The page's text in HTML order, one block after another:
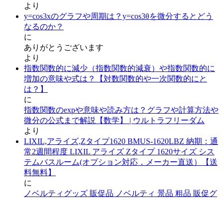
より
y=cos3x‌‌のグラフや周期は？y=cos3θを微分するとどう
なるのか？
に
ありがとうございます
より
指数関数的に減少（指数関数的減衰）や指数関数的に
増加の意味や式は？【対数関数的や一次関数的にと
は？】
に
指数関数のexpや意味や読み方は？グラフや計算方法や
微分の公式まで解説【数学】 | ウルトラフリーダム
より
LIXIL,アライズ,Zタイプ1620 BMUS-1620LBZ 納期：通
常2週間程度 LIXIL アライズ Zタイプ 1620サイズ シス
テムバスルーム(オプション対応，メーカー直送）【送
料無料】
に
ノベルティグッズ 販促品 ノベルティ 景品 粗品 販促グ